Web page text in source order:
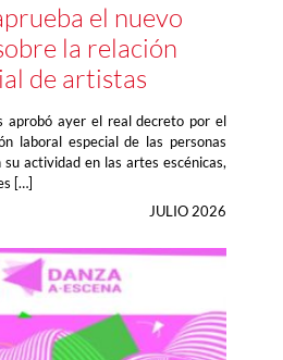
el nuevo
la relación
de artistas
aprobó ayer el real decreto por el
laboral especial de las personas
actividad en las artes escénicas,
[…]
JULIO 2026